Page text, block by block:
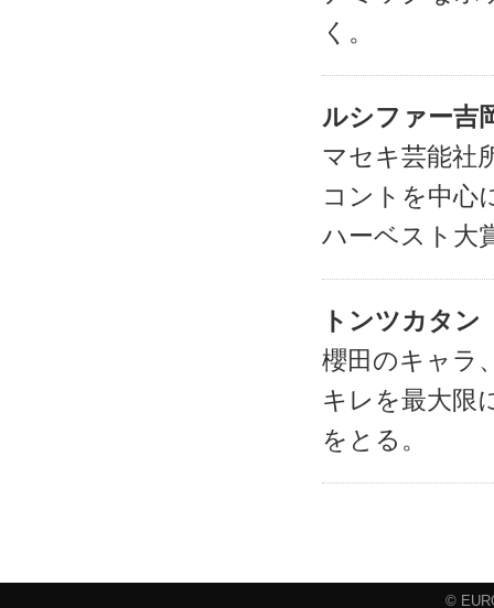
く。
ルシファー吉
マセキ芸能社
コントを中心
ハーベスト大
トンツカタン
櫻田のキャラ
キレを最大限
をとる。
©